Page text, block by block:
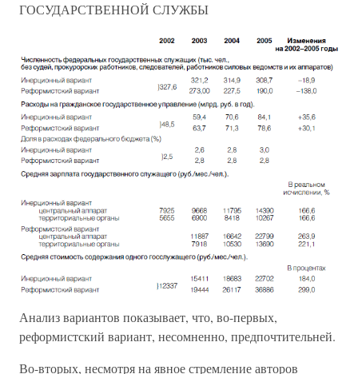
ГОСУДАРСТВЕННОЙ СЛУЖБЫ
Анализ вариантов показывает, что, во-первых,
реформистский вариант, несомненно, предпочтительней.
Во-вторых, несмотря на явное стремление авторов